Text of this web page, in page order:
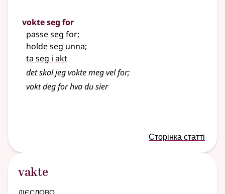
vokte seg for
passe seg for;
holde seg unna;
ta seg i akt
det skal jeg vokte meg vel for;
vokt deg for hva du sier
Сторінка статті
vakte